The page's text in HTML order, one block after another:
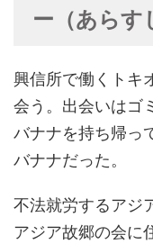
ー（あらす
興信所で働くトキ
会う。出会いはゴ
バナナを持ち帰っ
バナナだった。
不法就労するアジ
アジア故郷の会に